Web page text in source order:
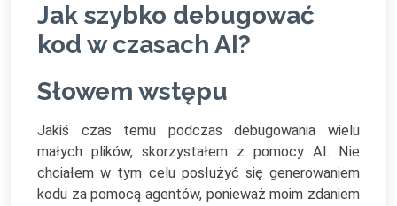
Jak szybko debugować
kod w czasach AI?
Słowem wstępu
Jakiś czas temu podczas debugowania wielu
małych plików, skorzystałem z pomocy AI. Nie
chciałem w tym celu posłużyć się generowaniem
kodu za pomocą agentów, ponieważ moim zdaniem